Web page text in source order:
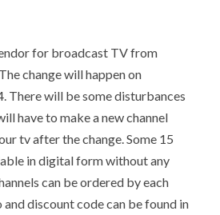
for broadcast TV from
change will happen on
There will be some disturbances
have to make a new channel
tv after the change. Some 15
in digital form without any
can be ordered by each
discount code can be found in